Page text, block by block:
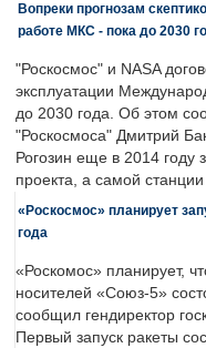
Вопреки прогнозам
работе МКС - пока до 2030
"Роскосмос" и NASA
эксплуатации
до 2030 года. Об этом
"Роскосмоса" Дмитрий
Рогозин еще в 2014 году
проекта, а самой
«Роскосмос» планирует
года
«Роскомос» планирует,
носителей «Союз-5»
сообщил гендиректор
Первый запуск ракеты